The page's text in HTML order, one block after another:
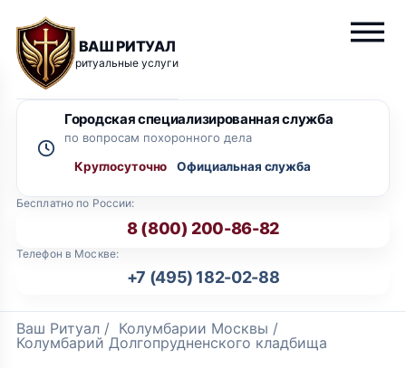
ВАШ РИТУАЛ
ритуальные услуги
Бесплатно по России:
8 (800) 200-86-82
Телефон в Москве:
+7 (495) 182-02-88
Городская специализированная служба
по вопросам похоронного дела
Круглосуточно
Ваш Ритуал / Колумбарии Москвы /
Колумбарий Долгопрудненского кладбища